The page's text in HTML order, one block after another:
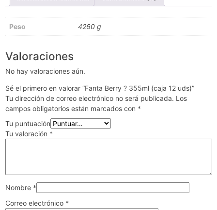
Peso 4260 g
Valoraciones
No hay valoraciones aún.
Sé el primero en valorar “Fanta Berry ? 355ml (caja 12 uds)”
Tu dirección de correo electrónico no será publicada. Los
campos obligatorios están marcados con *
Tu puntuación
Tu valoración *
Nombre *
Correo electrónico *